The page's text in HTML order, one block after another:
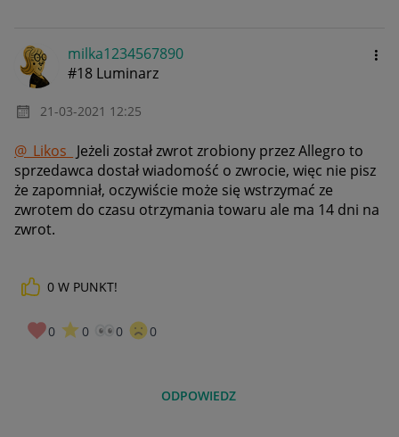
milka1234567890
#18 Luminarz
‎21-03-2021 12:25
@_Likos_ Jeżeli został zwrot zrobiony przez Allegro to
sprzedawca dostał wiadomość o zwrocie, więc nie pisz
że zapomniał, oczywiście może się wstrzymać ze
zwrotem do czasu otrzymania towaru ale ma 14 dni na
zwrot.
0 W PUNKT!
0 0 0 0
ODPOWIEDZ